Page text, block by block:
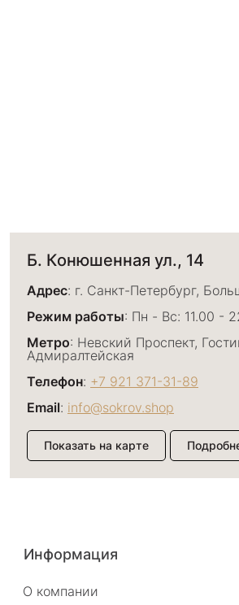
Б. Конюшенная ул., 14
Адрес: г. Санкт-Петербург,
Режим работы: Пн - Вс: 11.00 -
Метро: Невский Проспект,
Адмиралтейская
Телефон: +7 921 371-31-89
Email: info@sokrov.shop
Показать на карте
Адрес: г. Санкт-Петербург,
Метро: Спортивная,
Информация
О компании